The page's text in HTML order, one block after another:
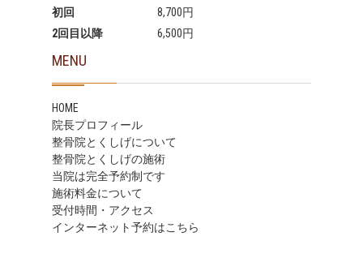
初回
8,700円
2回目以降
6,500円
MENU
HOME
院長プロフィール
整骨院とくしげについて
整骨院とくしげの施術
当院は完全予約制です
施術料金について
受付時間・アクセス
インターネット予約はこちら